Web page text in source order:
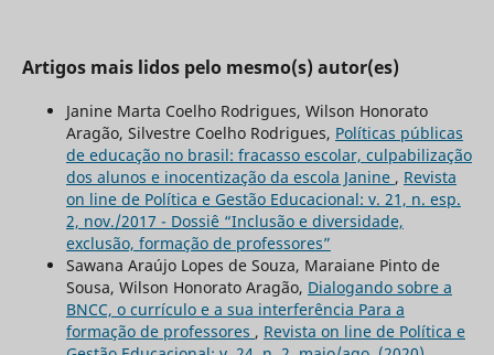
Artigos mais lidos pelo mesmo(s) autor(es)
Janine Marta Coelho Rodrigues, Wilson Honorato
Aragão, Silvestre Coelho Rodrigues, Políticas públicas
de educação no brasil: fracasso escolar, culpabilização
dos alunos e inocentização da escola Janine , Revista
on line de Política e Gestão Educacional: v. 21, n. esp.
2, nov./2017 - Dossiê “Inclusão e diversidade,
exclusão, formação de professores”
Sawana Araújo Lopes de Souza, Maraiane Pinto de
Sousa, Wilson Honorato Aragão, Dialogando sobre a
BNCC, o currículo e a sua interferência Para a
formação de professores , Revista on line de Política e